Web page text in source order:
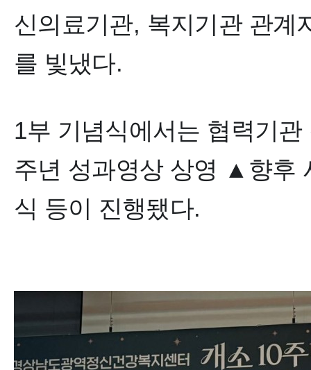
신의료기관, 복지기관 관계
를 빛냈다.
1부 기념식에서는 협력기
주년 성과영상 상영 ▲ 향후
식 등이 진행됐다.